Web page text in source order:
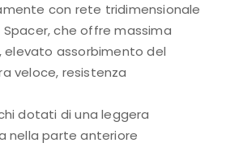
con rete tridimensionale
Spacer, che offre massima
elevato assorbimento del
veloce, resistenza
dotati di una leggera
nella parte anteriore